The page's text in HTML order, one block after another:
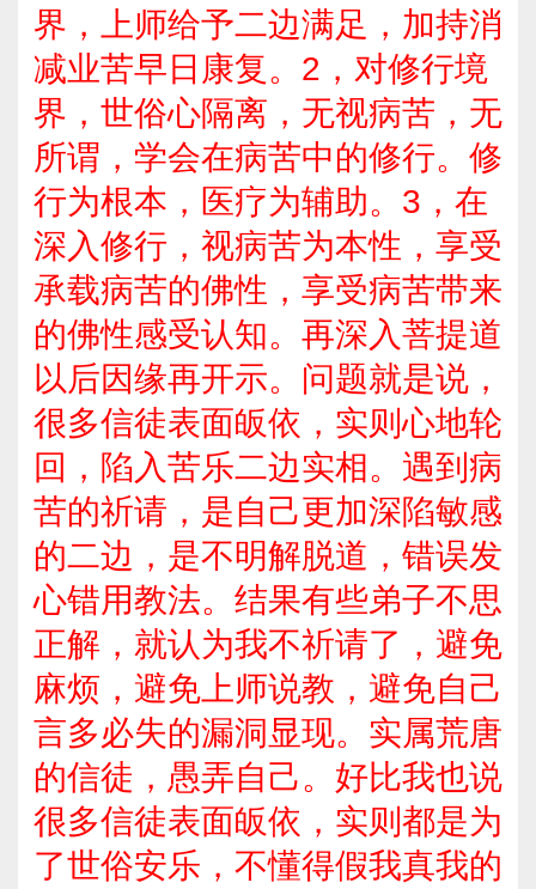
界，上师给予二边满足，加持消
减业苦早日康复。2，对修行境
界，世俗心隔离，无视病苦，无
所谓，学会在病苦中的修行。修
行为根本，医疗为辅助。3，在
深入修行，视病苦为本性，享受
承载病苦的佛性，享受病苦带来
的佛性感受认知。再深入菩提道
以后因缘再开示。问题就是说，
很多信徒表面皈依，实则心地轮
回，陷入苦乐二边实相。遇到病
苦的祈请，是自己更加深陷敏感
的二边，是不明解脱道，错误发
心错用教法。结果有些弟子不思
正解，就认为我不祈请了，避免
麻烦，避免上师说教，避免自己
言多必失的漏洞显现。实属荒唐
的信徒，愚弄自己。好比我也说
很多信徒表面皈依，实则都是为
了世俗安乐，不懂得假我真我的